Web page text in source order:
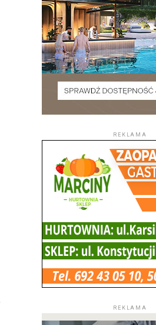
REKLAMA
REKLAMA